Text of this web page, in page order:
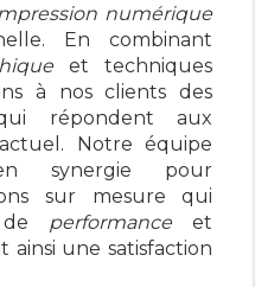
numérique
En combinant
et techniques
à nos clients des
répondent aux
Notre équipe
synergie pour
sur mesure qui
de performance et
ainsi une satisfaction